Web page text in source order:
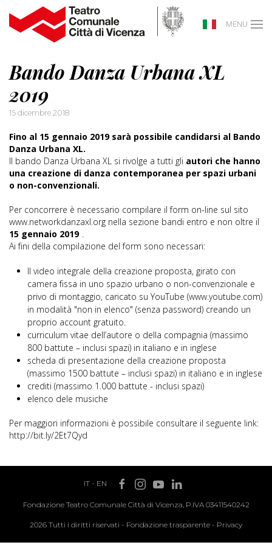
MENU
Bando Danza Urbana XL
2019
15 dicembre 2018
Fino al 15 gennaio 2019 sarà possibile candidarsi al Bando
Danza Urbana XL.
Il bando Danza Urbana XL si rivolge a tutti gli autori che hanno
una creazione di danza contemporanea per spazi urbani
o non-convenzionali.
Per concorrere è necessario compilare il form on-line sul sito
www.networkdanzaxl.org nella sezione bandi entro e non oltre il
15 gennaio 2019 .
Ai fini della compilazione del form sono necessari:
Il video integrale della creazione proposta, girato con
camera fissa in uno spazio urbano o non-convenzionale e
privo di montaggio, caricato su YouTube (www.youtube.com)
in modalità "non in elenco" (senza password) creando un
proprio account gratuito.
curriculum vitae dell’autore o della compagnia (massimo
800 battute – inclusi spazi) in italiano e in inglese
scheda di presentazione della creazione proposta
(massimo 1500 battute – inclusi spazi) in italiano e in inglese
crediti (massimo 1.000 battute - inclusi spazi)
elenco dele musiche
Per maggiori informazioni è possibile consultare il seguente link:
http://bit.ly/2Et7Qyd
IT- EN
Fondazione Teatro Comunale Città di Vicenza, P.IVA 03411540242
2026 Tutti i diritti riservati - Fondazione trasparente - Privacy